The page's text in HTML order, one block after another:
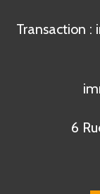
Transaction :
6